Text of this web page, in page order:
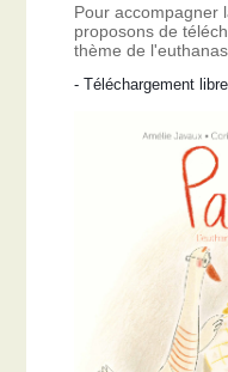
Pour accompagner
proposons de
thème de
- Téléchargement